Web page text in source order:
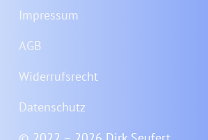
Impressum
AGB
Widerrufsrecht
Datenschutz